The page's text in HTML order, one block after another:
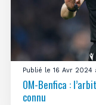
Publié le 16 Avr 2024
OM-Benfica :
connu